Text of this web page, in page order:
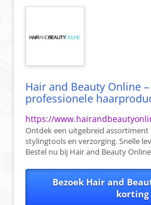
Hair and Beauty Online
professionele
https://
Ontdek een uitgebreid assortiment
stylingtools en verzorging. Snelle
Bestel nu bij Hair and Beauty
Bezoek Hair and
korting